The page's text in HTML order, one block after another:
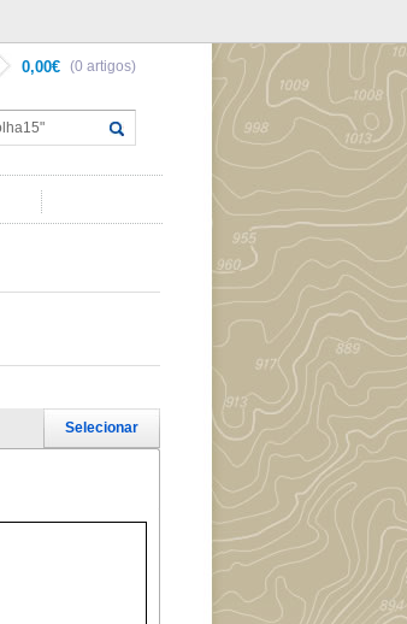
(0 artigos)
0,00€
Selecionar